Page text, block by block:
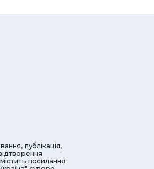
публікація,
посилання